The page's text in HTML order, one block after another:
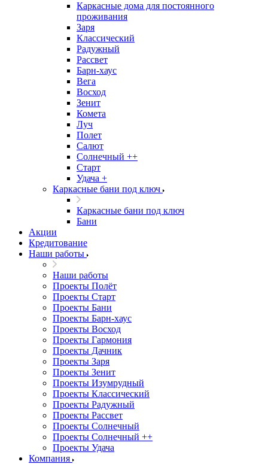
Каркасные дома для постоянного
проживания
Заря
Классический
Радужный
Рассвет
Барн-хаус
Вега
Восход
Зенит
Комета
Луч
Полет
Салют
Солнечный ++
Старт
Удача +
Каркасные бани под ключ
Каркасные бани под ключ
Бани
Акции
Кредитование
Наши работы
Наши работы
Проекты Полёт
Проекты Старт
Проекты Бани
Проекты Барн-хаус
Проекты Восход
Проекты Гармония
Проекты Дачник
Проекты Заря
Проекты Зенит
Проекты Изумрудный
Проекты Классический
Проекты Радужный
Проекты Рассвет
Проекты Солнечный
Проекты Солнечный ++
Проекты Удача
Компания